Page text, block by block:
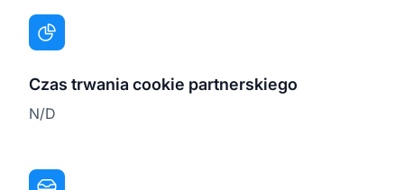
Czas trwania cookie partnerskiego
N/D